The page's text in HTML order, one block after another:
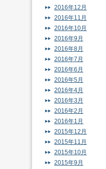
2016年12月
2016年11月
2016年10月
2016年9月
2016年8月
2016年7月
2016年6月
2016年5月
2016年4月
2016年3月
2016年2月
2016年1月
2015年12月
2015年11月
2015年10月
2015年9月